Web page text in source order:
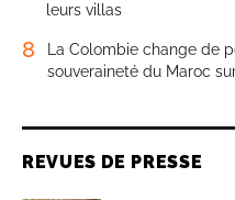
leurs villas
8
La Colombie change de
souveraineté du Maroc
REVUES DE PRESSE